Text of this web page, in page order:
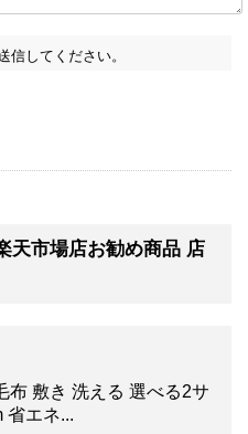
してください。
市場店お勧め商品 店
布 敷き 洗える 選べる2サ
省エネ...